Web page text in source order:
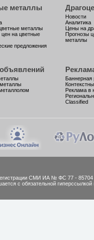
металлы
металлы
цен на цветные
предложения
Новости
Аналитика
Цены на
Прогнозы
металлы
Баннерная
Реклама в
Classified
СМИ ИА № ФС 77 - 85704
с обязательной гиперссылкой